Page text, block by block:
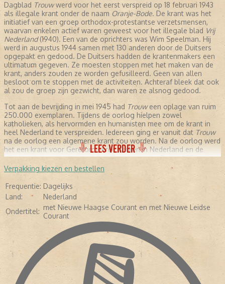
Dagblad Trouwwerd voor het eerst verspreid op 18 februari 1943
als illegale krant onder de naam Oranje-Bode. De krant was het
initiatief van een groep orthodox-protestantse verzetsmensen,
waarvan enkelen actief waren geweest voor het illegale blad Vrij
Nederland(1940). Een van de oprichters was Wim Speelman. Hij
werd in augustus 1944 samen met 130 anderen door de Duitsers
opgepakt en gedood. De Duitsers hadden de krantenmakers een
ultimatum gegeven. Ze moesten stoppen met het maken van de
krant, anders zouden ze worden gefusilleerd. Geen van allen
besloot om te stoppen met de activiteiten. Achteraf bleek dat ook
al zou de groep zijn gezwicht, dan waren ze alsnog gedood.
Tot aan de bevrijding in mei 1945 had Trouween oplage van ruim
250.000 exemplaren. Tijdens de oorlog hielpen zowel
katholieken, als hervormden en humanisten mee om de krant in
heel Nederland te verspreiden. Iedereen ging er vanuit dat Trouw
na de oorlog een algemene krant zou worden. Na de oorlog werd
het een krant voor Gereformeerde Kerken in Nederland en de
bijbehorende politieke partij Anti-Revolutionaire Partij (ARP).
NA DE OORLOG
Sieuwert Bruins Slot was na de bevrijding de hoofdredacteur
vanTrouw
. Daarnaast was hij voor de ARP fractielid in de Tweede
Kamer. Zijn achtergrond kwam sterk naar voren in de
hoofdredactionele commentaren, zoals de dekolonisatie van
Indonesië, christenen die overliepen naar de Partij van de Arbeid.
Dit duurde tot 1963. Uit het niets maakte Slot een ommezwaai in
de wijze waarop hij commentaar gaf. Alle vormen van religie
werden als een belangrijk onderdeel van de samenleving
beschouwd. Stichting De Christelijke Pers, die over de identiteit
van de krant waakte, zag geen kwaad in de veranderingen. Totdat
de krant in financieel zwaar weer kwam.
LEES VERDER
Verpakking kiezen en bestellen
Frequentie: Dagelijks
Land:
Nederland
Ondertitel: met Nieuwe Haagse Courant en met Nieuwe Leidse
Courant